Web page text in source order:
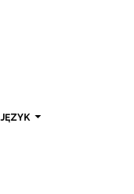
JĘZYK